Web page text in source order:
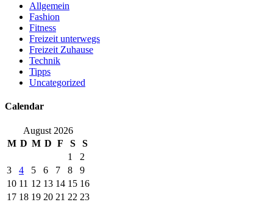
Allgemein
Fashion
Fitness
Freizeit unterwegs
Freizeit Zuhause
Technik
Tipps
Uncategorized
Calendar
August 2026
M D M D F S
S
1
2
3
4 5 6 7 8
9
10 11 12 13 14 15 16
17 18 19 20 21 22 23